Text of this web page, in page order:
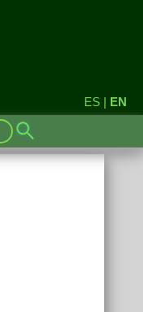
ES | EN